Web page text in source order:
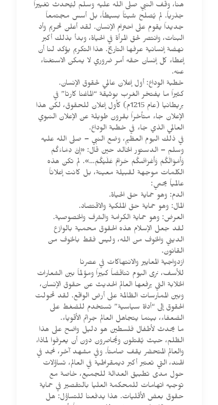
هنا، وقف النبي صلى الله عليه وسلم لِيُحدث تغييراً
جذرياً. لم يُصلح شيئاً بسيطاً، بل أسس مجتمعاً
جديداً يقوم على احترام الإنسان. لقد أعلن تحريم وأد
البنات، وانتصر لحق المرأة في الحياة، وبدأ بذلك أكبر
نهضة إنسانية عرفها التاريخ. هذا التكريم يؤكد لنا أن
إعطاء كل إنسان حقه أمر ضروري لا يمكن الاستغناء
عنه.
خطبة الوداع: أول إعلان عالمي لحقوق الإنسان.
كثيراً ما يفتخر الغرب بوثيقة “الماغنا كارتا” في
بريطانيا (عام 1215م) كأول إعلان للحقوق، لكن هذا
الإعلان جاء متأخراً بقرون طويلة عن الإعلان النبوي
العالمي الذي جاء في خطبة الوداع.
في ذلك اليوم العظيم، وضع النبي – صلى الله عليه
وسلم – الدستور الخالد حين قال: «إِنَّ دِمَاءَكُمْ
وَأَمْوَالَكُمْ وَأَعْرَاضَكُمْ حَرَامٌ عَلَيْكُمْ…». لم تكن هذه
الكلمات موجهة لقبيلة معينة، بل كانت إعلاناً
عالمياً يحمي:
الدم: وهو حماية حق الحياة.
المال: وهو حماية حق الملكية والاقتصاد.
العرض: وهو حماية الكرامة والشرف والخصوصية.
لقد جعل الإسلام هذه الحقوق محمية بالوازع
الديني والخوف من الله، وليس فقط بالخوف من
القانون.
ازدواجية المعايير والانتهاكات في عصرنا
للأسف، نرى اليوم تناقضاً كبيراً ومؤلماً بين الشعارات
الخلابة التي يرفعها العالم الحديث عن حقوق الإنسان،
وبين الممارسات الظالمة على أرض الواقع. لقد تحولت
الحقوق إلى “أداة سياسية” تستخدم للضغط على
الضعفاء، بينما يتجاهل العالم جرائم الأقوياء.
ما يحدث لأطفال فلسطين هو دليل واضح على هذا
الظلم، حيث يُقتلون ويُحاصرون دون أن يعرفوا لماذا،
والعالم المتحضر يقف صامتاً. وفي مشهد آخر، نجد في
الهند، التي تعتبر أكبر ديمقراطية في العالم، تساؤلات
حول مدى تطبيق العدالة للجميع، خاصة مع
توجيه اتهامات للمحكمة العليا بالتقصير في حماية
حقوق بعض الأقليات. هذا يدفعنا للتساؤل: هل